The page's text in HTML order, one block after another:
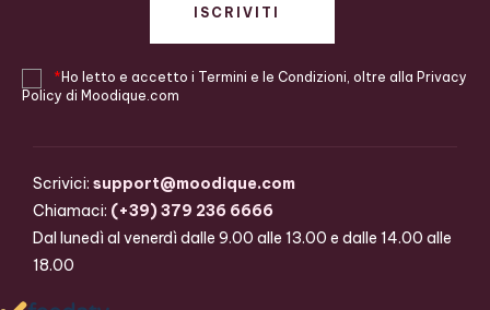
ISCRIVITI
* Ho letto e accetto i Termini e le Condizioni, oltre alla Privacy
Policy di Moodique.com
Scrivici: support@moodique.com
Chiamaci: (+39) 379 236 6666
Dal lunedì al venerdì dalle 9.00 alle 13.00 e dalle 14.00 alle
18.00